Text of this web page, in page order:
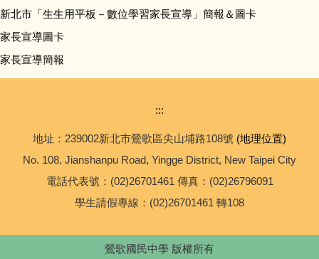
本土語專區 (含臺灣手語)
英語日專區
校外人士協助學校教學或活動專區
校務規章及辦法
新北市「生生用平板－數位學習家長宣導」簡報＆圖卡
家長宣導圖卡
家長宣導簡報
:::
地址：239002新北市鶯歌區尖山埔路108號 (地理位置)
No. 108, Jianshanpu Road, Yingge District, New Taipei City
電話代表號：(02)26701461 傳真：(02)26796091
學生請假專線：(02)26701461 轉108
鶯歌國民中學 版權所有